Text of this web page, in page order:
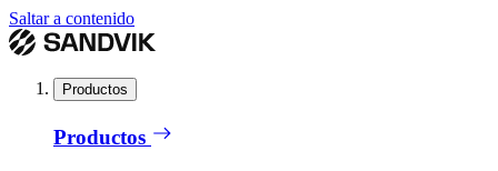
Saltar a contenido
Productos
Productos